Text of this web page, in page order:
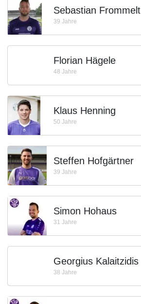
Sebastian Frommelt
39 Jahre
Florian Hägele
48 Jahre
Klaus Henning
50 Jahre
Steffen Hofgärtner
39 Jahre
Simon Hohaus
31 Jahre
Georgius Kalaitzidis
38 Jahre